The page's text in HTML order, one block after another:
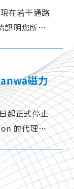
在若干通路
認明您所選
免權益受
詢，我們
磁力
起正式停止
的代理銷
訂單的交貨